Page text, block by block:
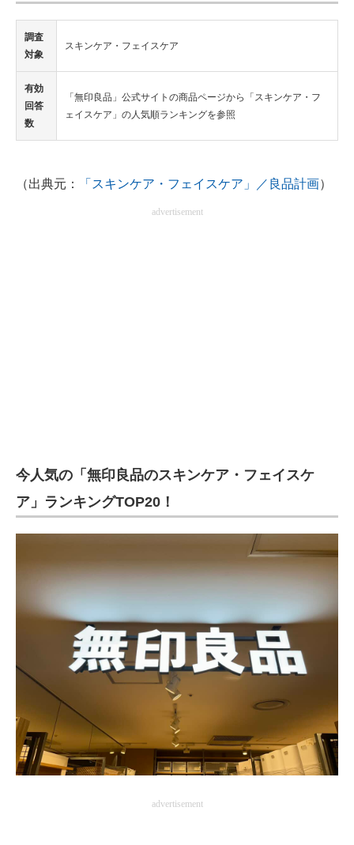
調査
対象
スキンケア・フェイスケア
有効
回答
数
「無印良品」公式サイトの商品ページから「スキンケア・フ
ェイスケア」の人気順ランキングを参照
（出典元： 「スキンケア・フェイスケア」／良品計画）
advertisement
今人気の「無印良品のスキンケア・フェイスケ
ア」ランキングTOP20！
advertisement